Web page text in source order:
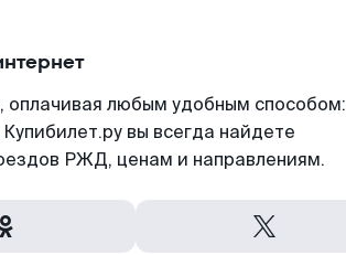
оплачивая любым удобным способом:
вы всегда найдете
РЖД, ценам и направлениям.